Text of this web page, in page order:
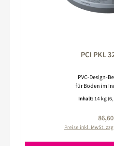
PCI PKL
PVC-Design-
für Böden im
Inhalt: 14 kg
Preise inkl. MwSt.